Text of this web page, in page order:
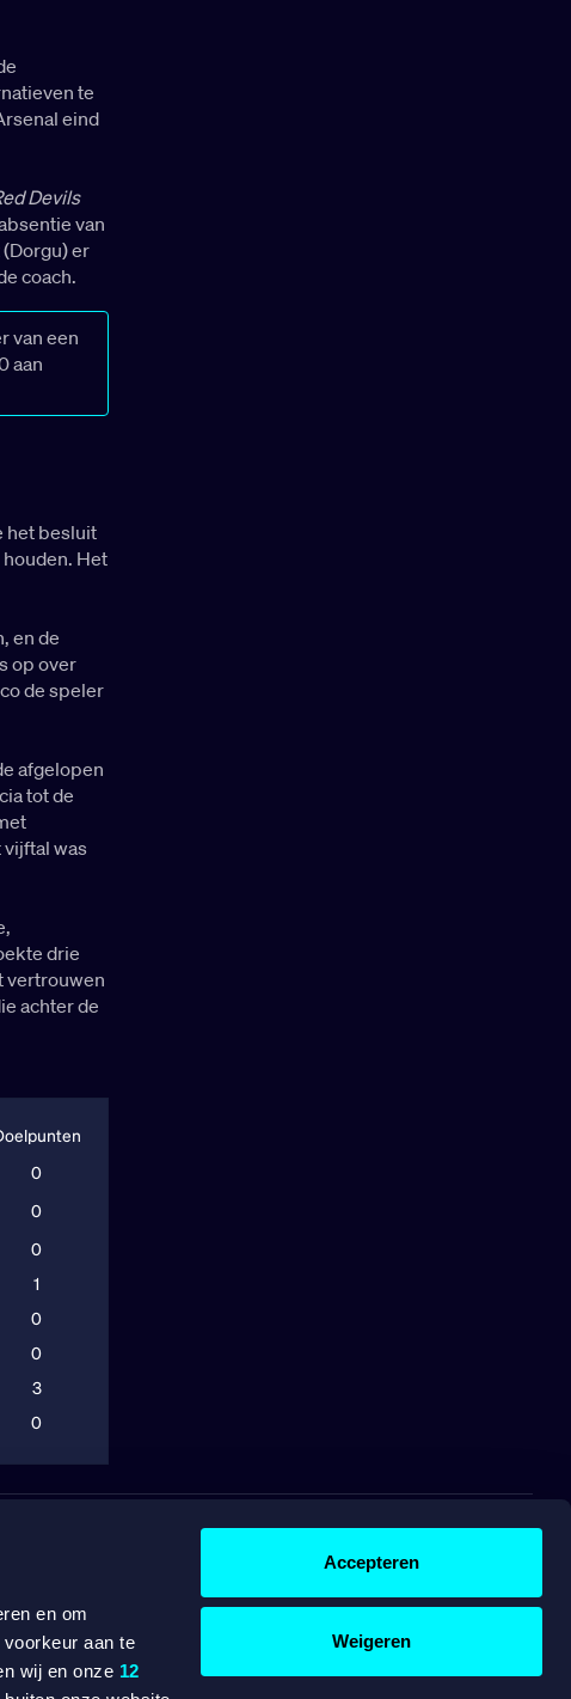
en om
aan te
wij en onze 12
Accepteren
Weigeren
te
eind
Devils
van
er
coach.
van een
aan
het besluit
Het
en de
op over
de speler
afgelopen
tot de
vijftal was
drie
vertrouwen
achter de
SPELEN